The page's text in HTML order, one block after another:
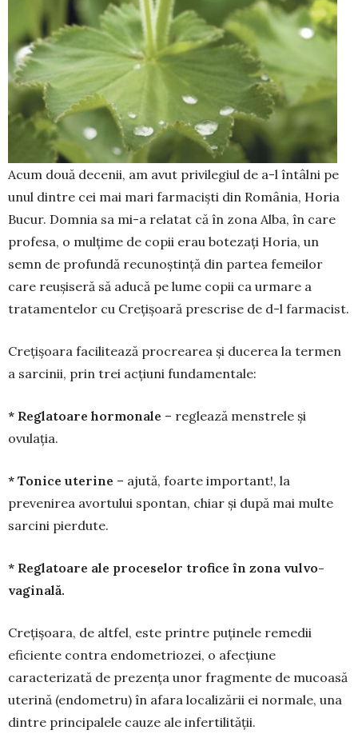
Acum două decenii, am avut privilegiul de a-l întâlni pe
unul dintre cei mai mari farmaciști din România, Horia
Bucur. Domnia sa mi-a re­latat că în zona Alba, în care
profesa, o mulțime de copii erau botezați Horia, un
semn de profundă recunoștință din partea femeilor
care reușiseră să aducă pe lume copii ca urmare a
tratamentelor cu Crețișoară prescrise de d-l farmacist.
Crețișoara facilitează procrearea și ducerea la termen
a sarcinii, prin trei acțiuni fundamentale:
* Reglatoare hormonale – reglează men­strele și
ovulația.
* Tonice uterine – ajută, foarte important!, la
prevenirea avortului spontan, chiar și după mai multe
sarcini pierdute.
* Reglatoare ale proceselor trofice în zona vulvo-
vaginală.
Crețișoara, de altfel, este printre puținele re­medii
eficiente contra endometriozei, o afecțiune
caracterizată de prezența unor fragmente de mu­coasă
uterină (endometru) în afara localizării ei normale, una
dintre principalele cauze ale infer­tilității.